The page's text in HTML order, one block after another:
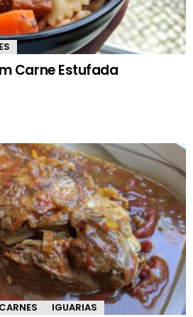
Carne Estufada
CARNES IGUARIAS